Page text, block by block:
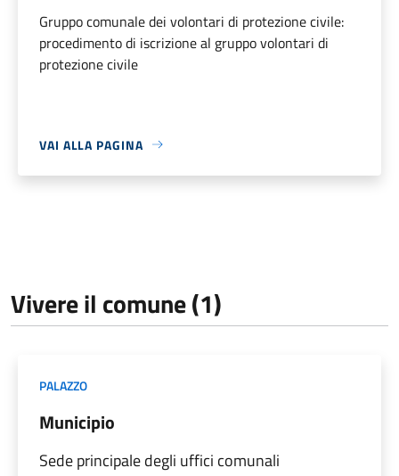
Gruppo comunale dei volontari di protezione civile:
procedimento di iscrizione al gruppo volontari di
protezione civile
VAI ALLA PAGINA
Vivere il comune (1)
PALAZZO
Municipio
Sede principale degli uffici comunali